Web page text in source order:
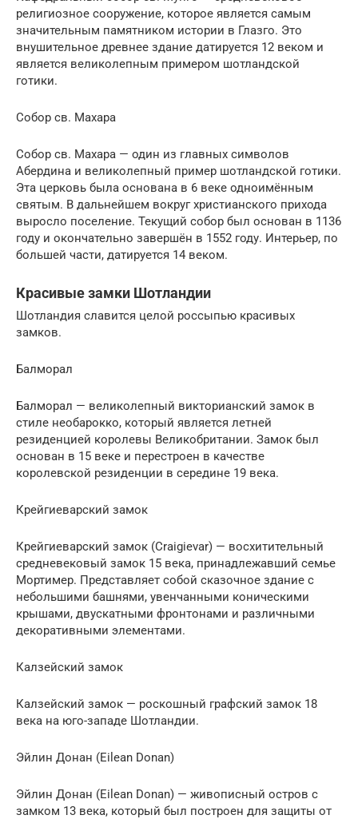
религиозное сооружение, которое является самым
значительным памятником истории в Глазго. Это
внушительное древнее здание датируется 12 веком и
является великолепным примером шотландской
готики.
Собор св. Махара
Собор св. Махара — один из главных символов
Абердина и великолепный пример шотландской готики.
Эта церковь была основана в 6 веке одноимённым
святым. В дальнейшем вокруг христианского прихода
выросло поселение. Текущий собор был основан в 1136
году и окончательно завершён в 1552 году. Интерьер, по
большей части, датируется 14 веком.
Красивые замки Шотландии
Шотландия славится целой россыпью красивых
замков.
Балморал
Балморал — великолепный викторианский замок в
стиле необарокко, который является летней
резиденцией королевы Великобритании. Замок был
основан в 15 веке и перестроен в качестве
королевской резиденции в середине 19 века.
Крейгиеварский замок
Крейгиеварский замок (Craigievar) — восхитительный
средневековый замок 15 века, принадлежавший семье
Мортимер. Представляет собой сказочное здание с
небольшими башнями, увенчанными коническими
крышами, двускатными фронтонами и различными
декоративными элементами.
Калзейский замок
Калзейский замок — роскошный графский замок 18
века на юго-западе Шотландии.
Эйлин Донан (Eilean Donan)
Эйлин Донан (Eilean Donan) — живописный остров с
замком 13 века, который был построен для защиты от